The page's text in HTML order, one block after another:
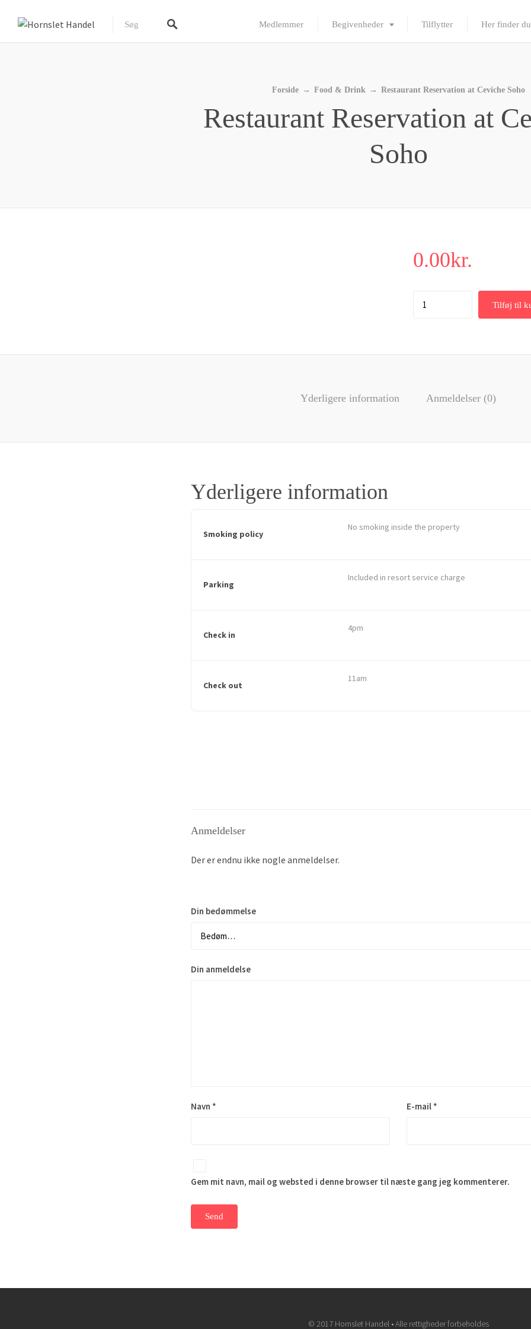
Medlemmer Begivenheder Tilflytter Her finder
Forside → Food & Drink → Restaurant Reservation at Ceviche Soho
Restaurant Reservation at
Soho
0.00kr.
Tilføj til
Yderligere information Anmeldelser (0)
Yderligere information
Smoking policy
No smoking inside the property
Parking
Included in resort service charge
Check in
4pm
Check out
11am
Anmeldelser
Der er endnu ikke nogle anmeldelser.
Din bedømmelse
Din anmeldelse
Navn * E-mail *
Gem mit navn, mail og websted i denne browser til næste gang jeg kommenterer.
© 2017 Hornslet Handel • Alle rettigheder forbeholdes